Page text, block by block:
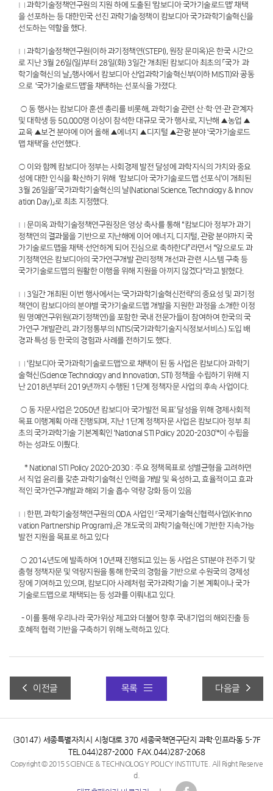
□ 과학기술정책연구원의 지원 하에 도출된 ‘캄보디아 국가기술로드맵’ 채택
을 선포하는 등 대한민국 선진 과학기술정책이 캄보디아 국가과학기술혁신을
선도하는 역할을 했다.
□ 과학기술정책연구원(이하 과기정책연(STEPI), 원장 문미옥)은 한국 시간으
로 지난 3월 26일(일)부터 28일(화) 3일간 개최된 캄보디아 최초의 「국가 과
학기술혁신의 날」행사에서 캄보디아 산업과학기술혁신부(이하 MISTI)와 공동
으로 ‘국가기술로드맵’을 채택하는 선포식을 가졌다.
○ 동 행사는 캄보디아 훈센 총리를 비롯해, 과학기술 관련 산·학·연·관 관계자
및 대학생 등 50,000명 이상이 참석한 대규모 국가 행사로, 지난해 ▲농업 ▲
교육 ▲보건 분야에 이어 올해 ▲에너지 ▲디지털 ▲관광 분야 ‘국가기술로드
맵 채택’을 선언했다.
○ 이와 함께 캄보디아 정부는 사회경제 발전 달성에 과학지식의 가치와 중요
성에 대한 인식을 확산하기 위해 ‘캄보디아 국가기술로드맵 선포식’이 개최된
3월 26일을「국가과학기술혁신의 날(National Science, Technology & Innov
ation Day)」로 최초 지정했다.
□ 문미옥 과학기술정책연구원장은 영상 축사를 통해 “캄보디아 정부가 과기
정책연의 결과물을 기반으로 지난해에 이어 에너지, 디지털, 관광 분야까지 국
가기술로드맵을 채택·선언하게 되어 진심으로 축하한다”라면서 “앞으로도 과
기정책연은 캄보디아의 국가연구개발 관리정책 개선과 관련 시스템 구축 등
국가기술로드맵의 원활한 이행을 위해 지원을 아끼지 않겠다“라고 밝혔다.
□ 3일간 개최된 이번 행사에서는 ‘국가과학기술혁신전략’의 중요성 및 과기정
책연이 캄보디아의 분야별 국가기술로드맵 개발을 지원한 과정을 소개한 이정
원 명예연구위원(과기정책연)을 포함한 국내 전문가들이 참여하여 한국의 국
가연구 개발관리, 과기정통부의 NTIS(국가과학기술지식정보서비스) 도입 배
경과 특성 등 한국의 경험과 사례를 전하기도 했다.
□ ‘캄보디아 국가과학기술로드맵’으로 채택이 된 동 사업은 캄보디아 과학기
술혁신(Science Technology and Innovation, STI) 정책을 수립하기 위해 지
난 2018년부터 2019년까지 수행된 1단계 정책자문 사업의 후속 사업이다.
○ 동 자문사업은 ‘2050년 캄보디아 국가발전 목표’ 달성을 위해 경제사회적
목표 이행계획 아래 진행되며, 지난 1단계 정책자문 사업은 캄보디아 정부 최
초의 국가과학기술 기본계획인 ‘National STI Policy 2020-2030’*이 수립을
하는 성과도 이뤘다.
* National STI Policy 2020-2030 : 주요 정책목표로 성별균형을 고려하면
서 직업 윤리를 갖춘 과학기술혁신 인력을 개발 및 육성하고, 효율적이고 효과
적인 국가연구개발과 해외 기술 흡수 역량 강화 등이 있음
□ 한편, 과학기술정책연구원의 ODA 사업인 『국제기술혁신협력사업(K-Inno
vation Partnership Program)』은 개도국의 과학기술혁신에 기반한 지속가능
발전 지원을 목표로 하고 있다
○ 2014년도에 발족하여 10년째 진행되고 있는 동 사업은 STI분야 전주기 맞
춤형 정책자문 및 역량지원을 통해 한국의 경험을 기반으로 수원국의 경제성
장에 기여하고 있으며, 캄보디아 사례처럼 국가과학기술 기본 계획이나 국가
기술로드맵으로 채택되는 등 성과를 이뤄내고 있다.
- 이를 통해 우리나라 국가위상 제고와 더불어 향후 국내기업의 해외진출 등
호혜적 협력 기반을 구축하기 위해 노력하고 있다.
이전글 목록 다음글
과기정책연, 한국-가나 과기협력 파트너십 워크숍 현지 개최
(30147) 세종특별자치시 시청대로 370 세종국책연구단지 과학·인프라동 5-7F
TEL.044)287-2000 FAX.044)287-2068
Copyright © 2015 SCIENCE & TECHNOLOGY POLICY INSTITUTE. All Right Reserve
d.